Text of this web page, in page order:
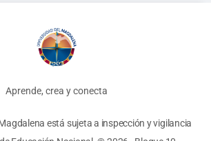
Aprende, crea y conecta
está sujeta a inspección y vigilancia